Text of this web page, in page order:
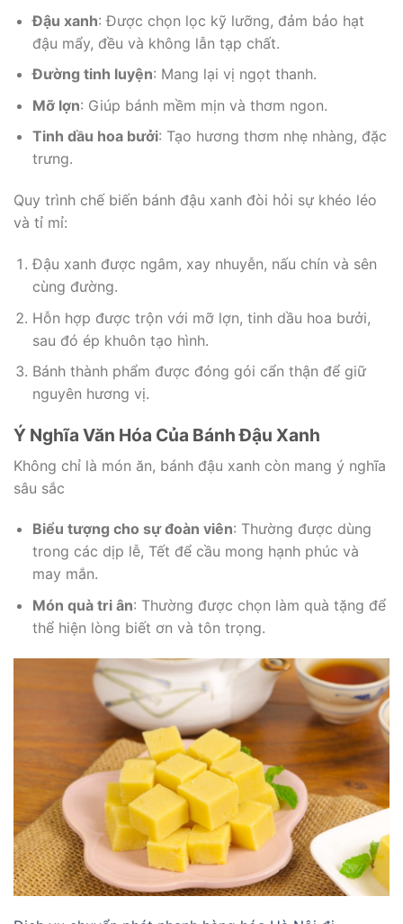
Đậu xanh: Được chọn lọc kỹ lưỡng, đảm bảo hạt
đậu mẩy, đều và không lẫn tạp chất.
Đường tinh luyện: Mang lại vị ngọt thanh.
Mỡ lợn: Giúp bánh mềm mịn và thơm ngon.
Tinh dầu hoa bưởi: Tạo hương thơm nhẹ nhàng, đặc
trưng.
Quy trình chế biến bánh đậu xanh đòi hỏi sự khéo léo
và tỉ mỉ:
Đậu xanh được ngâm, xay nhuyễn, nấu chín và sên
cùng đường.
Hỗn hợp được trộn với mỡ lợn, tinh dầu hoa bưởi,
sau đó ép khuôn tạo hình.
Bánh thành phẩm được đóng gói cẩn thận để giữ
nguyên hương vị.
Ý Nghĩa Văn Hóa Của Bánh Đậu Xanh
Không chỉ là món ăn, bánh đậu xanh còn mang ý nghĩa
sâu sắc
Biểu tượng cho sự đoàn viên: Thường được dùng
trong các dịp lễ, Tết để cầu mong hạnh phúc và
may mắn.
Món quà tri ân: Thường được chọn làm quà tặng để
thể hiện lòng biết ơn và tôn trọng.